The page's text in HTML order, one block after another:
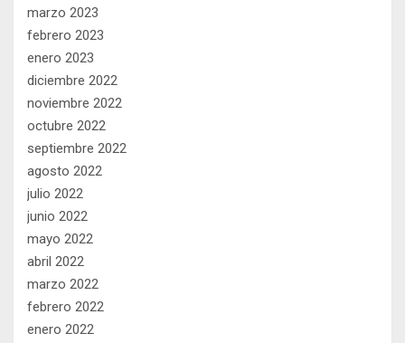
marzo 2023
febrero 2023
enero 2023
diciembre 2022
noviembre 2022
octubre 2022
septiembre 2022
agosto 2022
julio 2022
junio 2022
mayo 2022
abril 2022
marzo 2022
febrero 2022
enero 2022